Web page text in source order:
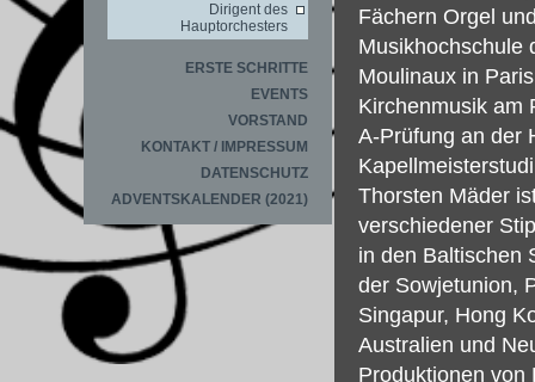
Dirigent des
Hauptorchesters
ERSTE SCHRITTE
EVENTS
VORSTAND
KONTAKT / IMPRESSUM
DATENSCHUTZ
ADVENTSKALENDER (2021)
Fächern Orgel
Musikhochschule
Moulinaux in
Kirchenmusik am
A-Prüfung an der
Thorsten Mäder
verschiedener
in den Baltischen
der Sowjetunion,
Singapur, Hong
Australien und
Produktionen von